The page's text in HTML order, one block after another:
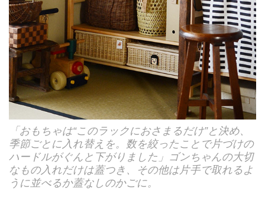
「おもちゃは“このラックにおさまるだけ”と決め、
季節ごとに入れ替えを。数を絞ったことで片づけの
ハードルがぐんと下がりました」ゴンちゃんの大切
なもの入れだけは蓋つき、その他は片手で取れるよ
うに並べるか蓋なしのかごに。